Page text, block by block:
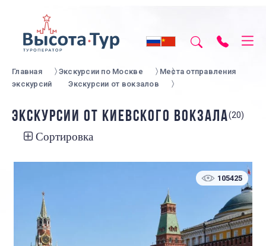
Главная Экскурсии по Москве
Места отправления
экскурсий
Экскурсии от вокзалов
ЭКСКУРСИИ ОТ КИЕВСКОГО ВОКЗАЛА(20)
Сортировка
105425